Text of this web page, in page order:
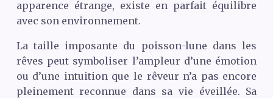
apparence étrange, existe en parfait équilibre
avec son environnement.
La taille imposante du poisson-lune dans les
rêves peut symboliser l’ampleur d’une émotion
ou d’une intuition que le rêveur n’a pas encore
pleinement reconnue dans sa vie éveillée. Sa